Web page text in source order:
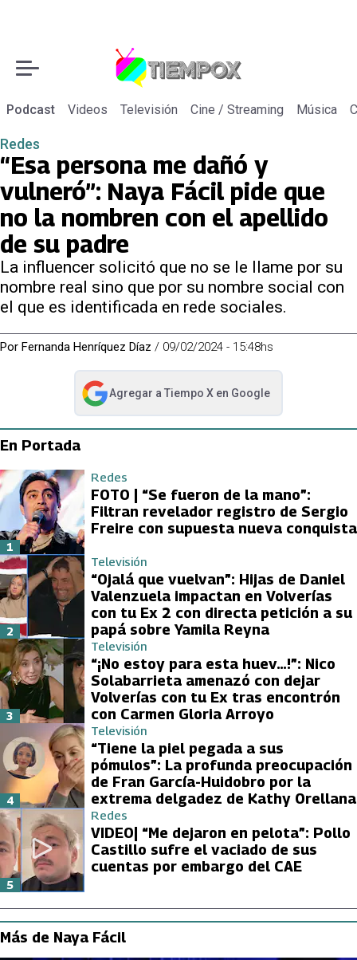
Podcast Videos Televisión Cine / Streaming Música
Redes
“Esa persona me dañó y
vulneró”: Naya Fácil pide que
no la nombren con el apellido
de su padre
La influencer solicitó que no se le llame por su
nombre real sino que por su nombre social con
el que es identificada en rede sociales.
Por Fernanda Henríquez Díaz / 09/02/2024 - 15:48hs
Agregar a Tiempo Xen Google
abre en nueva pestaña
En Portada
Redes
FOTO | “Se fueron de la mano”:
Filtran revelador registro de Sergio
Freire con supuesta nueva conquista
1
Televisión
“Ojalá que vuelvan”: Hijas de Daniel
Valenzuela impactan en Volverías
con tu Ex 2 con directa petición a su
papá sobre Yamila Reyna
2
Televisión
“¡No estoy para esta huev…!”: Nico
Solabarrieta amenazó con dejar
Volverías con tu Ex tras encontrón
con Carmen Gloria Arroyo
3
Televisión
“Tiene la piel pegada a sus
pómulos”: La profunda preocupación
de Fran García-Huidobro por la
extrema delgadez de Kathy Orellana
4
Redes
VIDEO| “Me dejaron en pelota”: Pollo
Castillo sufre el vaciado de sus
cuentas por embargo del CAE
5
Más de Naya Fácil